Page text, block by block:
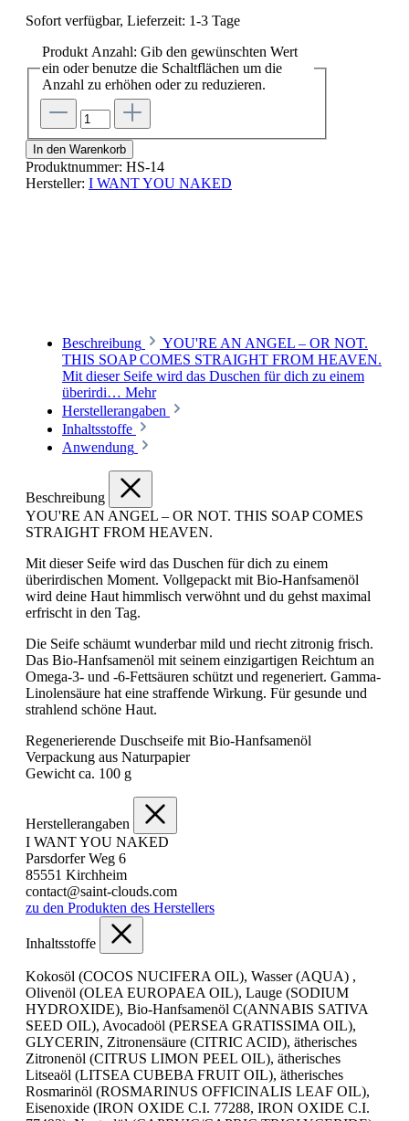
Sofort verfügbar, Lieferzeit: 1-3 Tage
Produkt Anzahl: Gib den gewünschten Wert
ein oder benutze die Schaltflächen um die
Anzahl zu erhöhen oder zu reduzieren.
In den Warenkorb
Produktnummer: HS-14
Hersteller: I WANT YOU NAKED
Beschreibung
YOU'RE AN ANGEL – OR NOT.
THIS SOAP COMES STRAIGHT FROM HEAVEN.
Mit dieser Seife wird das Duschen für dich zu einem
überirdi… Mehr
Herstellerangaben
Inhaltsstoffe
Anwendung
Beschreibung
YOU'RE AN ANGEL – OR NOT. THIS SOAP COMES
STRAIGHT FROM HEAVEN.
Mit dieser Seife wird das Duschen für dich zu einem
überirdischen Moment. Vollgepackt mit Bio-Hanfsamenöl
wird deine Haut himmlisch verwöhnt und du gehst maximal
erfrischt in den Tag.
Die Seife schäumt wunderbar mild und riecht zitronig frisch.
Das Bio-Hanfsamenöl mit seinem einzigartigen Reichtum an
Omega-3- und -6-Fettsäuren schützt und regeneriert. Gamma-
Linolensäure hat eine straffende Wirkung. Für gesunde und
strahlend schöne Haut.
Regenerierende Duschseife mit Bio-Hanfsamenöl
Verpackung aus Naturpapier
Gewicht ca. 100 g
Herstellerangaben
I WANT YOU NAKED
Parsdorfer Weg 6
85551 Kirchheim
contact@saint-clouds.com
zu den Produkten des Herstellers
Inhaltsstoffe
Kokosöl (COCOS NUCIFERA OIL), Wasser (AQUA) ,
Olivenöl (OLEA EUROPAEA OIL), Lauge (SODIUM
HYDROXIDE), Bio-Hanfsamenöl C(ANNABIS SATIVA
SEED OIL), Avocadoöl (PERSEA GRATISSIMA OIL),
GLYCERIN, Zitronensäure (CITRIC ACID), ätherisches
Zitronenöl (CITRUS LIMON PEEL OIL), ätherisches
Litseaöl (LITSEA CUBEBA FRUIT OIL), ätherisches
Rosmarinöl (ROSMARINUS OFFICINALIS LEAF OIL),
Eisenoxide (IRON OXIDE C.I. 77288, IRON OXIDE C.I.